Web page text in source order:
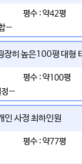
평수 : 약42평
권리금 : 최대한 협의 가능 합니다
장히 높은100평 대형
평수 : 약100평
권리금 : 4500만원/빠른결정협의
인 사정 최하인원
평수 : 약77평